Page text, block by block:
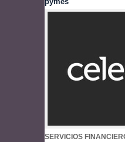
SERVICIOS